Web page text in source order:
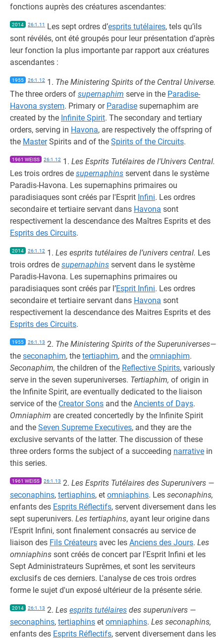
fonctions auprès des créatures ascendantes:
2014 26:1.11 Les sept ordres d’esprits tutélaires, tels qu’ils
sont révélés, ont été groupés pour leur présentation d’après
leur fonction la plus importante par rapport aux créatures
ascendantes :
1955 26:1.12 1. The Ministering Spirits of the Central Universe.
The three orders of supernaphim serve in the Paradise-
Havona system. Primary or Paradise supernaphim are
created by the Infinite Spirit. The secondary and tertiary
orders, serving in Havona, are respectively the offspring of
the MasterSpirits and of the Spirits of the Circuits.
1961 WEISS 26:1.12 1. Les Esprits Tutélaires de l'Univers Central.
Les trois ordres de supernaphins servent dans le système
Paradis-Havona. Les supernaphins primaires ou
paradisiaques sont créés par l'Esprit Infini. Les ordres
secondaire et tertiaire servant dans Havona sont
respectivement la descendance des Maîtres Esprits et des
Esprits des Circuits.
2014 26:1.12 1. Les esprits tutélaires de l’univers central. Les
trois ordres de supernaphins servent dans le système
Paradis-Havona. Les supernaphins primaires ou
paradisiaques sont créés par l’Esprit Infini. Les ordres
secondaire et tertiaire servant dans Havona sont
respectivement la descendance des Maitres Esprits et des
Esprits des Circuits.
1955 26:1.13 2. The Ministering Spirits of the Superuniverses—
the seconaphim, the tertiaphim, and the omniaphim.
Seconaphim, the children of the Reflective Spirits, variously
serve in the seven superuniverses. Tertiaphim, of origin in
the Infinite Spirit, are eventually dedicated to the liaison
service of the Creator Sons and the Ancients of Days.
Omniaphim are created concertedly by the Infinite Spirit
and the Seven Supreme Executives, and they are the
exclusive servants of the latter. The discussion of these
three orders forms the subject of a succeeding narrative in
this series.
1961 WEISS 26:1.13 2. Les Esprits Tutélaires des Superunivers —
seconaphins, tertiaphins, et omniaphins. Les seconaphins,
enfants des Esprits Réflectifs, servent diversement dans les
sept superunivers. Les tertiaphins, ayant leur origine dans
l'Esprit Infini, sont finalement consacrés au service de
liaison des Fils Créateurs avec les Anciens des Jours. Les
omniaphins sont créés de concert par l'Esprit Infini et les
Sept Administrateurs Suprêmes, et sont les serviteurs
exclusifs de ces derniers. L'analyse de ces trois ordres
forme le sujet d'un exposé ultérieur de la présente série.
2014 26:1.13 2. Les esprits tutélaires des superunivers —
seconaphins, tertiaphins et omniaphins. Les seconaphins,
enfants des Esprits Réflectifs, servent diversement dans les